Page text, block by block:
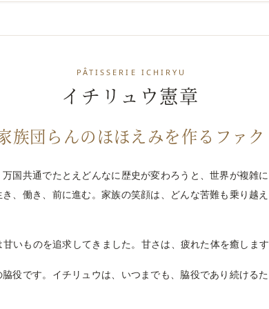
PÂTISSERIE ICHIRYU
イチリュウ憲章
族団らんのほほえみを作るファク
万国共通でたとえどんなに歴史が変わろうと、世界が複雑
、働き、前に進む。家族の笑顔は、どんな苦難も乗り越
いものを追求してきました。甘さは、疲れた体を癒しま
役です。イチリュウは、いつまでも、脇役であり続ける